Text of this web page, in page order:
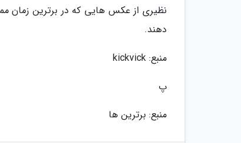
نظیری از عکس هایی که در برترین زمان
دهند.
منبع: kickvick
پ
منبع: برترین ها